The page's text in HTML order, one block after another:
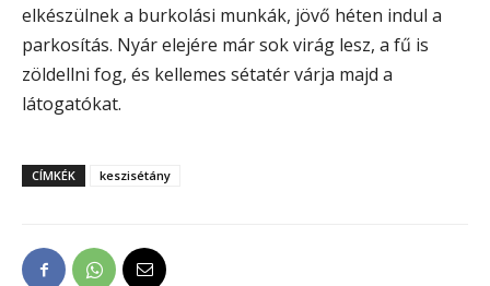
elkészülnek a burkolási munkák, jövő héten indul a
parkosítás. Nyár elejére már sok virág lesz, a fű is
zöldellni fog, és kellemes sétatér várja majd a
látogatókat.
CÍMKÉK keszisétány